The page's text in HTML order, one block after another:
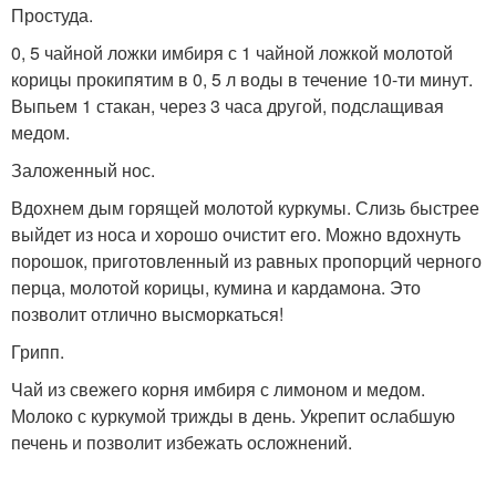
Простуда.
0, 5 чайной ложки имбиря с 1 чайной ложкой молотой
корицы прокипятим в 0, 5 л воды в течение 10-ти минут.
Выпьем 1 стакан, через 3 часа другой, подслащивая
медом.
Заложенный нос.
Вдохнем дым горящей молотой куркумы. Слизь быстрее
выйдет из носа и хорошо очистит его. Можно вдохнуть
порошок, приготовленный из равных пропорций черного
перца, молотой корицы, кумина и кардамона. Это
позволит отлично высморкаться!
Грипп.
Чай из свежего корня имбиря с лимоном и медом.
Молоко с куркумой трижды в день. Укрепит ослабшую
печень и позволит избежать осложнений.